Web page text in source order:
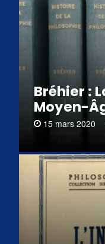
Bréhier :
Moyen-
15 mars 2020